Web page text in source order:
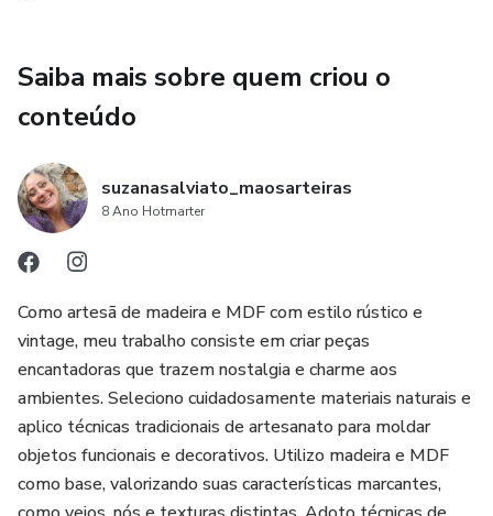
Saiba mais sobre quem criou o
conteúdo
suzanasalviato_maosarteiras
8 Ano Hotmarter
Como artesã de madeira e MDF com estilo rústico e
vintage, meu trabalho consiste em criar peças
encantadoras que trazem nostalgia e charme aos
ambientes. Seleciono cuidadosamente materiais naturais e
aplico técnicas tradicionais de artesanato para moldar
objetos funcionais e decorativos. Utilizo madeira e MDF
como base, valorizando suas características marcantes,